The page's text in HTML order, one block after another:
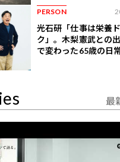
PERSON
光石研「仕事は栄養
ク」。木梨憲武との
で変わった65歳の日
最